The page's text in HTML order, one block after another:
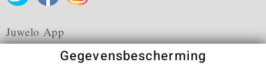
Juwelo App
Gegevensbescherming